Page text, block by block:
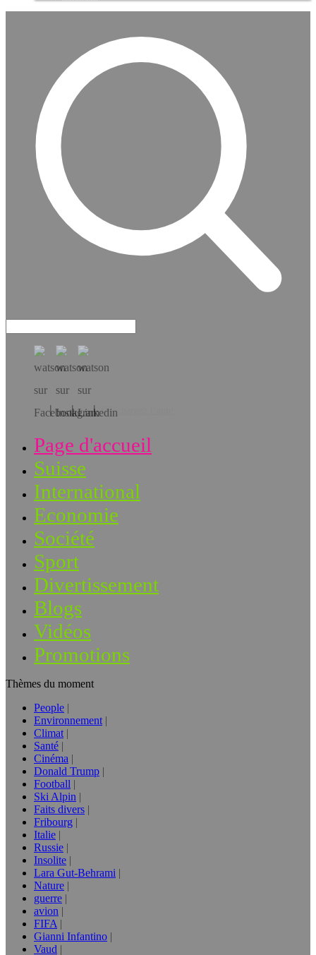
Téléchargez l’app!
Page d'accueil
Suisse
International
Economie
Société
Sport
Divertissement
Blogs
Vidéos
Promotions
Thèmes du moment
People
Environnement
Climat
Santé
Cinéma
Donald Trump
Football
Ski Alpin
Faits divers
Fribourg
Italie
Russie
Insolite
Lara Gut-Behrami
Nature
guerre
avion
FIFA
Gianni Infantino
Vaud